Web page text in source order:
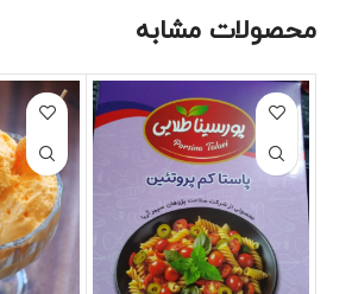
محصولات مشابه